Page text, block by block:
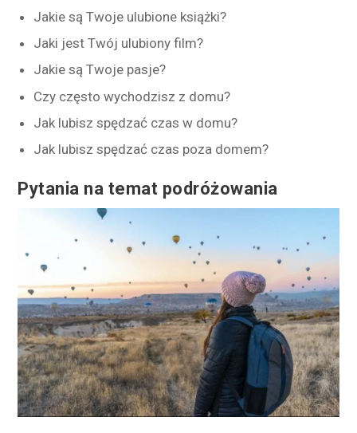
Jakie są Twoje ulubione książki?
Jaki jest Twój ulubiony film?
Jakie są Twoje pasje?
Czy często wychodzisz z domu?
Jak lubisz spędzać czas w domu?
Jak lubisz spędzać czas poza domem?
Pytania na temat podróżowania